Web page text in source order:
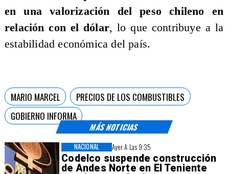
MÁS NOTICIAS
Ayer A Las 9:35
Codelco suspende construcción
de Andes Norte en El Teniente
NACIONAL
en una valorización del peso chileno en
relación con el dólar, lo que contribuye a la
estabilidad económica del país.
MARIO MARCEL
PRECIOS DE LOS COMBUSTIBLES
GOBIERNO INFORMA